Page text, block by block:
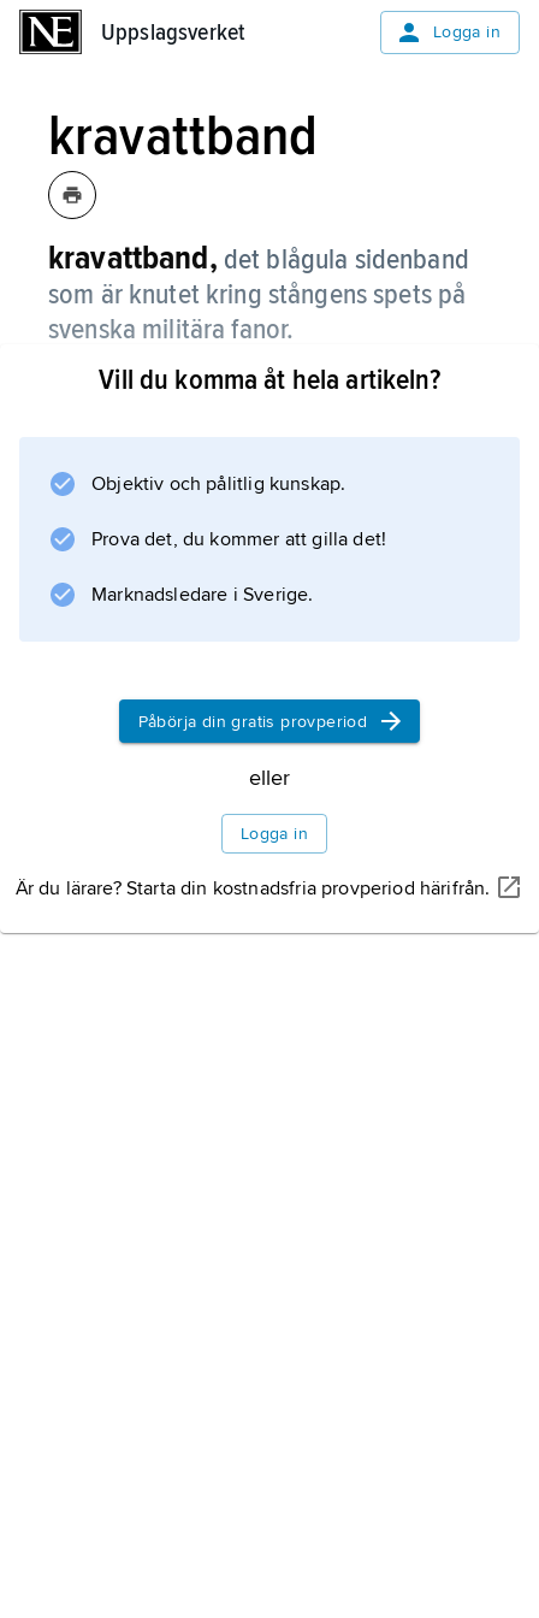
Uppslagsverket Logga in
kravattband
kravattband, det blågula sidenband
som är knutet kring stångens spets på
svenska militära fanor.
Bandet, som är 24 cm brett, knyts i två 1,4 m
revolutionstidens franska trikolor.
Information om artikeln
Vill du komma åt hela artikeln?
Objektiv och pålitlig kunskap.
Prova det, du kommer att gilla det!
Marknadsledare i Sverige.
Påbörja din gratis provperiod
eller
Logga in
Är du lärare? Starta din kostnadsfria provperiod härifrån.